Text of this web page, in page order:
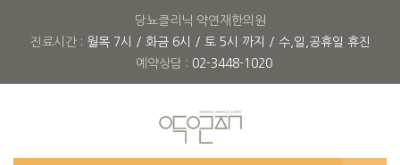
당뇨클리닉 약연재한의원
진료시간 : 월목 7시 / 화금 6시 / 토 5시 까지 / 수,일,공휴일 휴진
예약상담 : 02-3448-1020